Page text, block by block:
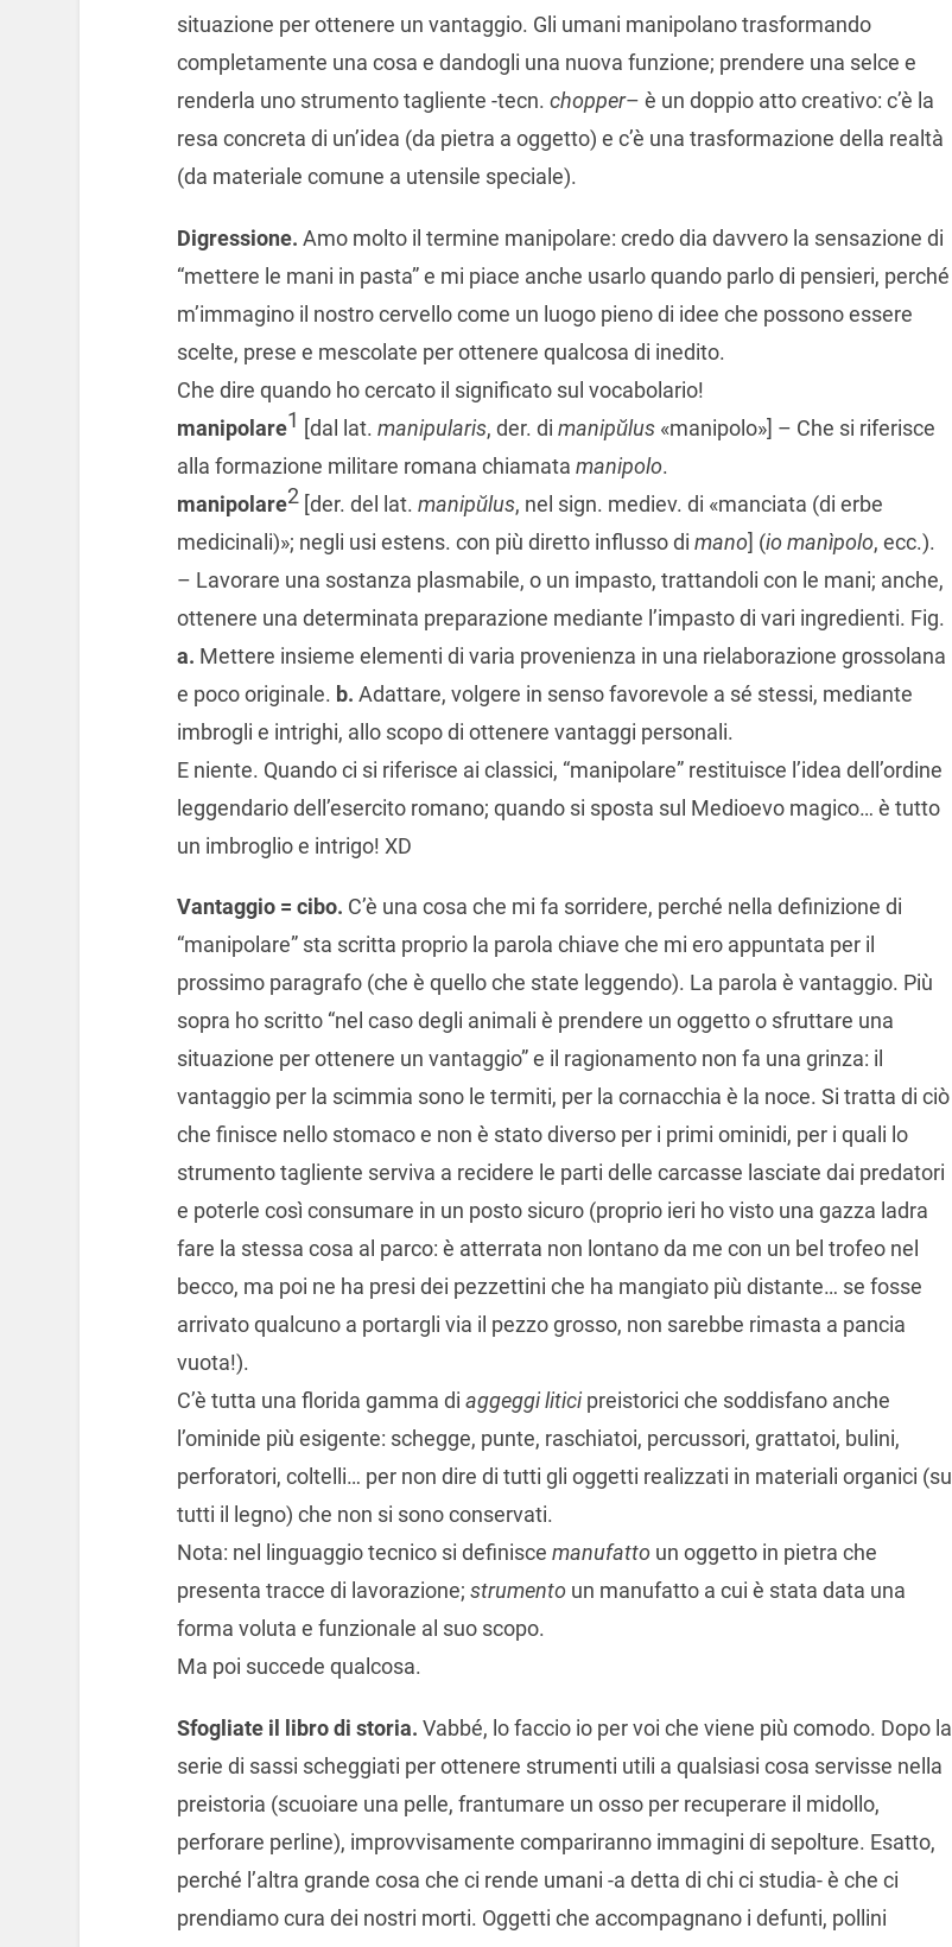
situazione per ottenere un vantaggio. Gli umani manipolano trasformando
completamente una cosa e dandogli una nuova funzione; prendere una selce e
renderla uno strumento tagliente -tecn. chopper– è un doppio atto creativo: c’è la
resa concreta di un’idea (da pietra a oggetto) e c’è una trasformazione della realtà
(da materiale comune a utensile speciale).
Digressione. Amo molto il termine manipolare: credo dia davvero la sensazione di
“mettere le mani in pasta” e mi piace anche usarlo quando parlo di pensieri, perché
m’immagino il nostro cervello come un luogo pieno di idee che possono essere
scelte, prese e mescolate per ottenere qualcosa di inedito.
Che dire quando ho cercato il significato sul vocabolario!
manipolare1 [dal lat. manipularis, der. di manipŭlus«manipolo»] – Che si riferisce
alla formazione militare romana chiamata manipolo.
manipolare2[der. del lat. manipŭlus, nel sign. mediev. di «manciata (di erbe
medicinali)»; negli usi estens. con più diretto influsso di mano] (io manìpolo, ecc.).
– Lavorare una sostanza plasmabile, o un impasto, trattandoli con le mani; anche,
ottenere una determinata preparazione mediante l’impasto di vari ingredienti. Fig.
a. Mettere insieme elementi di varia provenienza in una rielaborazione grossolana
e poco originale. b. Adattare, volgere in senso favorevole a sé stessi, mediante
imbrogli e intrighi, allo scopo di ottenere vantaggi personali.
E niente. Quando ci si riferisce ai classici, “manipolare” restituisce l’idea dell’ordine
leggendario dell’esercito romano; quando si sposta sul Medioevo magico… è tutto
un imbroglio e intrigo! XD
Vantaggio = cibo. C’è una cosa che mi fa sorridere, perché nella definizione di
“manipolare” sta scritta proprio la parola chiave che mi ero appuntata per il
prossimo paragrafo (che è quello che state leggendo). La parola è vantaggio. Più
sopra ho scritto “nel caso degli animali è prendere un oggetto o sfruttare una
situazione per ottenere un vantaggio” e il ragionamento non fa una grinza: il
vantaggio per la scimmia sono le termiti, per la cornacchia è la noce. Si tratta di ciò
che finisce nello stomaco e non è stato diverso per i primi ominidi, per i quali lo
strumento tagliente serviva a recidere le parti delle carcasse lasciate dai predatori
e poterle così consumare in un posto sicuro (proprio ieri ho visto una gazza ladra
fare la stessa cosa al parco: è atterrata non lontano da me con un bel trofeo nel
becco, ma poi ne ha presi dei pezzettini che ha mangiato più distante… se fosse
arrivato qualcuno a portargli via il pezzo grosso, non sarebbe rimasta a pancia
vuota!).
C’è tutta una florida gamma di aggeggi liticipreistorici che soddisfano anche
l’ominide più esigente: schegge, punte, raschiatoi, percussori, grattatoi, bulini,
perforatori, coltelli… per non dire di tutti gli oggetti realizzati in materiali organici (su
tutti il legno) che non si sono conservati.
Nota: nel linguaggio tecnico si definisce manufattoun oggetto in pietra che
presenta tracce di lavorazione; strumentoun manufatto a cui è stata data una
forma voluta e funzionale al suo scopo.
Ma poi succede qualcosa.
Sfogliate il libro di storia. Vabbé, lo faccio io per voi che viene più comodo. Dopo la
serie di sassi scheggiati per ottenere strumenti utili a qualsiasi cosa servisse nella
preistoria (scuoiare una pelle, frantumare un osso per recuperare il midollo,
perforare perline), improvvisamente compariranno immagini di sepolture. Esatto,
perché l’altra grande cosa che ci rende umani -a detta di chi ci studia- è che ci
prendiamo cura dei nostri morti. Oggetti che accompagnano i defunti, pollini